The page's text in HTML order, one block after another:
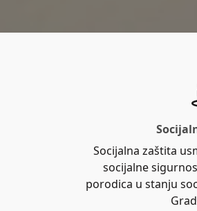
Socijalna zaštita
socijalne
porodica u stanju